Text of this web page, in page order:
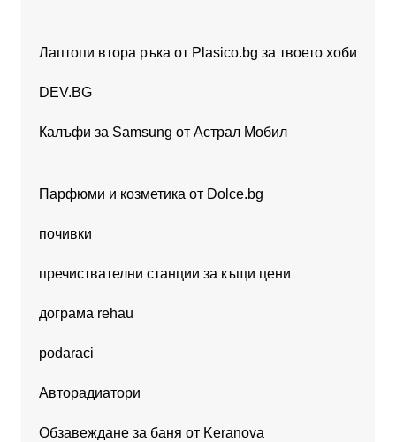
Лаптопи втора ръка от Plasico.bg за твоето хоби
DEV.BG
Калъфи за Samsung от Астрал Мобил
Парфюми и козметика от Dolce.bg
почивки
пречиствателни станции за къщи цени
дограма rehau
podaraci
Авторадиатори
Обзавеждане за баня от Keranova